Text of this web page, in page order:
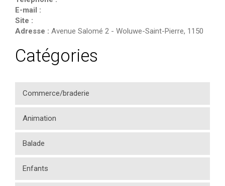
E-mail :
Site :
Adresse : Avenue Salomé 2 - Woluwe-Saint-Pierre, 1150
Catégories
Commerce/braderie
Animation
Balade
Enfants